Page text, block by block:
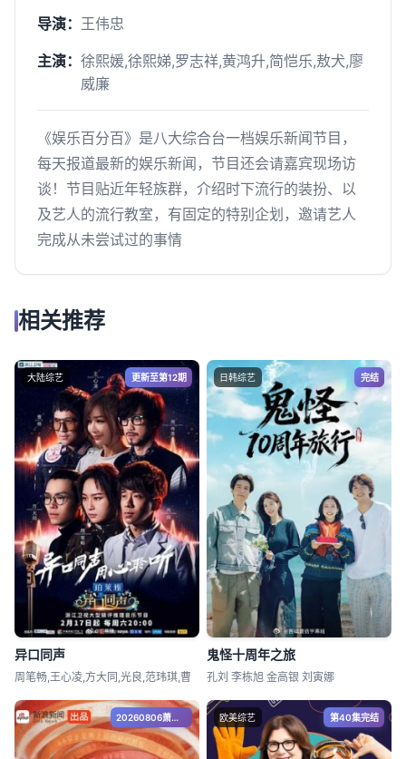
导演： 王伟忠
主演： 徐熙媛,徐熙娣,罗志祥,黄鸿升,简恺乐,敖犬,廖
威廉
《娱乐百分百》是八大综合台一档娱乐新闻节目，
每天报道最新的娱乐新闻，节目还会请嘉宾现场访
谈！节目贴近年轻族群，介绍时下流行的装扮、以
及艺人的流行教室，有固定的特别企划，邀请艺人
完成从未尝试过的事情
相关推荐
大陆综艺 更新至第12期
异口同声
周笔畅,王心凌,方大同,光良,范玮琪,曹
日韩综艺 完结
鬼怪十周年之旅
孔刘 李栋旭 金高银 刘寅娜
20260806萧敬腾澄清造谣落泪 欧美综艺 第40集完结